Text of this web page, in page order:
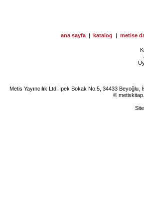
ana sayfa | katalog | metise
Metis Yayıncılık Ltd. İpek Sokak No.5, 34433
©